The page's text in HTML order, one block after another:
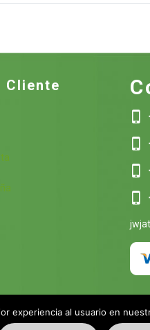
Cliente
experiencia al usuario en